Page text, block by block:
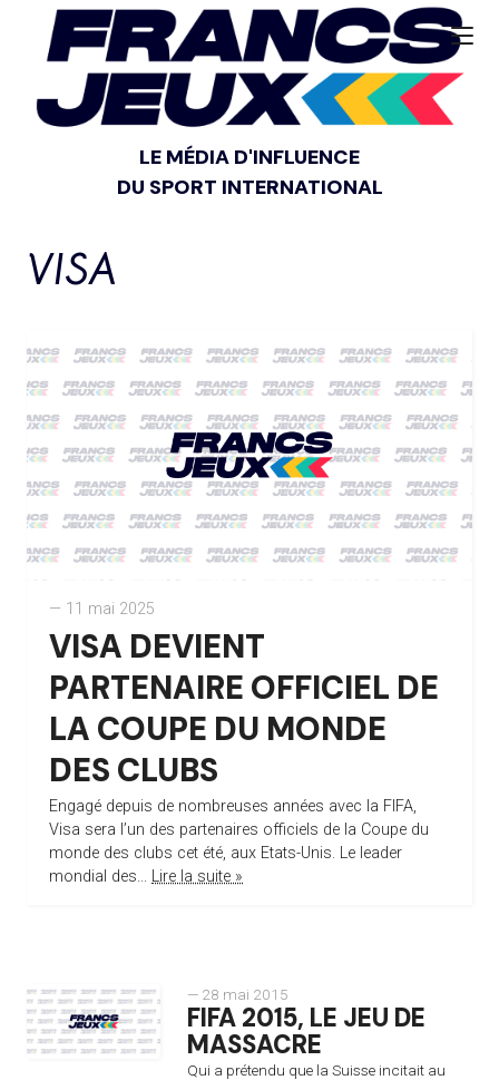
LE MÉDIA D'INFLUENCE
DU SPORT INTERNATIONAL
VISA
— 11 mai 2025
VISA DEVIENT
PARTENAIRE OFFICIEL DE
LA COUPE DU MONDE
DES CLUBS
Engagé depuis de nombreuses années avec la FIFA,
Visa sera l’un des partenaires officiels de la Coupe du
monde des clubs cet été, aux Etats-Unis. Le leader
mondial des... Lire la suite »
— 28 mai 2015
FIFA 2015, LE JEU DE
MASSACRE
Qui a prétendu que la Suisse incitait au